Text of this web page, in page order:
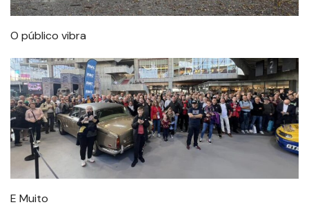
O público vibra
E Muito